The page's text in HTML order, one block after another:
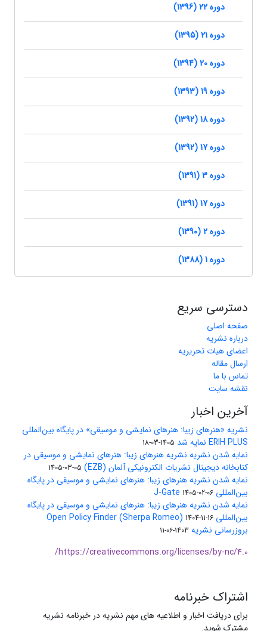
دوره 22 (1396)
دوره 21 (1395)
دوره 20 (1394)
دوره 19 (1393)
دوره 18 (1392)
دوره 17 (1392)
دوره 3 (1391)
دوره 17 (1391)
دوره 2 (1390)
دوره 1 (1388)
دسترسی سریع
صفحه اصلی
درباره نشریه
اعضای هیات تحریریه
ارسال مقاله
تماس با ما
نقشه سایت
آخرین اخبار
نشریه «هنرهای زیبا: هنرهای نمایشی و موسیقی» در پایگاه بین‌المللی
ERIH PLUS نمایه شد
1405-03-18
نمایه شدن نشریه نشریه هنرهای زیبا: هنرهای نمایشی و موسیقی در
کتابخانه دیجیتال نشریات الکترونیکی آلمان (EZB)
1405-03-05
نمایه شدن نشریه هنرهای زیبا: هنرهای نمایشی و موسیقی در پایگاه
بین‌المللی J-Gate 1405-02-06
نمایه شدن نشریه هنرهای زیبا: هنرهای نمایشی و موسیقی در پایگاه
بین‌المللی Open Policy Finder (Sherpa Romeo) 1404-11-16
بروزرسانی نشریه 1403-06-11
https://creativecommons.org/licenses/by-nc/4.0/
اشتراک خبرنامه
برای دریافت اخبار و اطلاعیه های مهم نشریه در خبرنامه نشریه
مشترک شوید.